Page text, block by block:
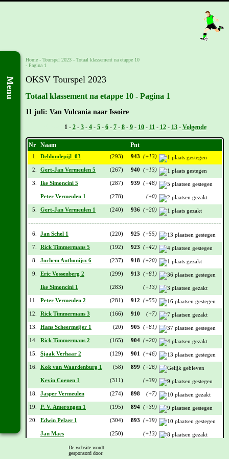
Menu
Home - Tourspel 2023 - Totaal klassement na etappe 10
- Pagina 1
OKSV Tourspel 2023
Totaal klassement na etappe 10 - Pagina 1
11 juli: Van Vulcania naar Issoire
1- 2- 3- 4- 5- 6- 7- 8- 9- 10- 11- 12- 13- Volgende
Nr Naam Pnt
1. Deblondepijl_03 (293) 943 (+13)
2. Gert-Jan Vermeulen 5 (267) 940 (+13)
3. Ike Simoncini 5 (287) 939 (+48)
Peter Vermeulen 1 (278) (+0)
5. Gert-Jan Vermeulen 1 (240) 936 (+20)
6. Jan Schel 1 (220) 925 (+55)
7. Rick Timmermans 5 (192) 923 (+42)
8. Jochem Anthonijsz 6 (237) 918 (+20)
9. Eric Vossenberg 2 (299) 913 (+81)
Ike Simoncini 1 (283) (+13)
11. Peter Vermeulen 2 (281) 912 (+55)
12. Rick Timmermans 3 (166) 910 (+7)
13. Hans Scheermeijer 1 (20) 905 (+81)
14. Rick Timmermans 2 (165) 904 (+20)
15. Sjaak Verhaar 2 (129) 901 (+46)
16. Kok van Waardenburg 1 (58) 899 (+26)
Kevin Coenen 1 (311) (+39)
18. Jasper Vermeulen (274) 898 (+7)
19. P. V. Amerongen 1 (195) 894 (+39)
20. Edwin Pelzer 1 (304) 893 (+39)
Jan Maes (250) (+13)
John van der LoopDe website wordt
gesponsord door: